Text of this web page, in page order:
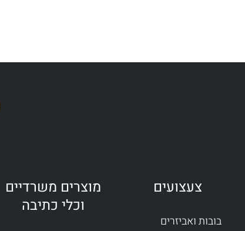
צעצועים
בובות ואביזרים
מוצרים משרדיים
וכלי כתיבה